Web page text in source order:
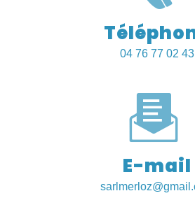
04 76 77 02 43
E-mail